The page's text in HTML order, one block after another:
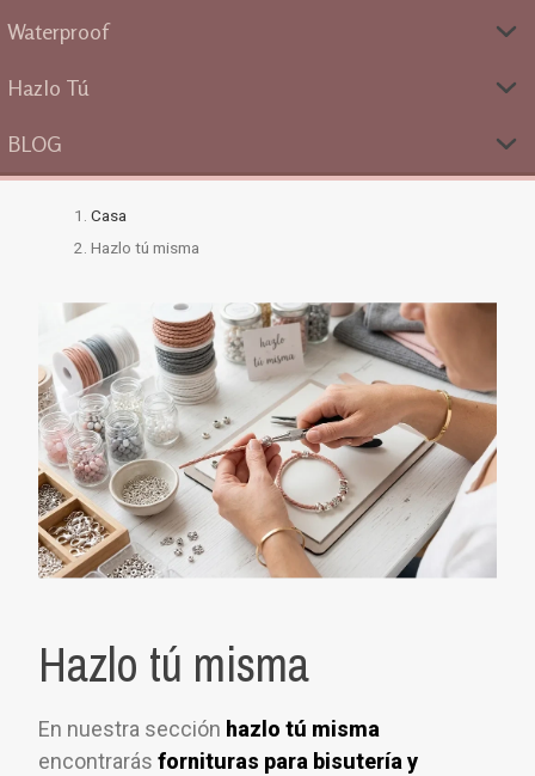
Waterproof
Hazlo Tú
BLOG
Casa
Hazlo tú misma
Hazlo tú misma
En nuestra sección hazlo tú misma
encontrarásfornituras para bisutería y